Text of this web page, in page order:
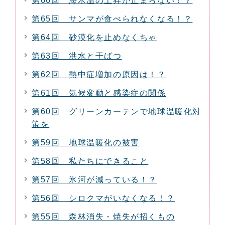
第65回 サンマが食べられなくなる！？
第64回 砂漠化を止めなくちゃ
第63回 洪水と干ばつ
第62回 熱中症増加の原因は！？
第61回 気候変動と感染症の関係
第60回 グリーンカーテンで地球温暖化対
策を
第59回 地球温暖化の被害
第58回 私たちにできること
第57回 氷河が減っている！？
第56回 シロクマがいなくなる！？
第55回 森林消失・焼失が招くもの